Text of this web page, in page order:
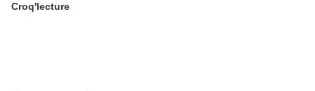
Croq'lecture